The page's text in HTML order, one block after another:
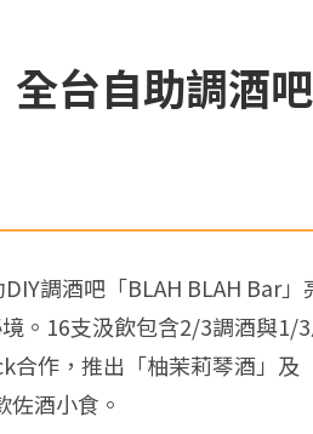
台自助調酒
調酒吧「BLAH BLAH Bar
。16支汲飲包含2/3調酒與1/
作，推出「柚茉莉琴酒」及
酒小食。